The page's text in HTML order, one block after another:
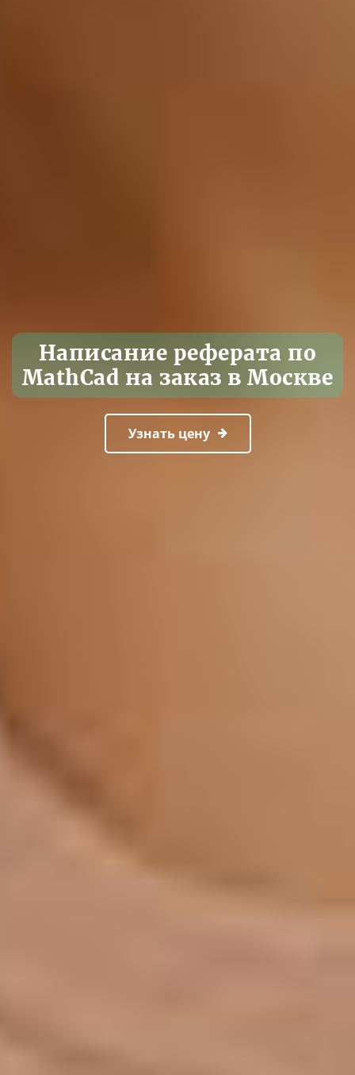
Написание реферата по
MathCad на заказ в Москве
Узнать цену